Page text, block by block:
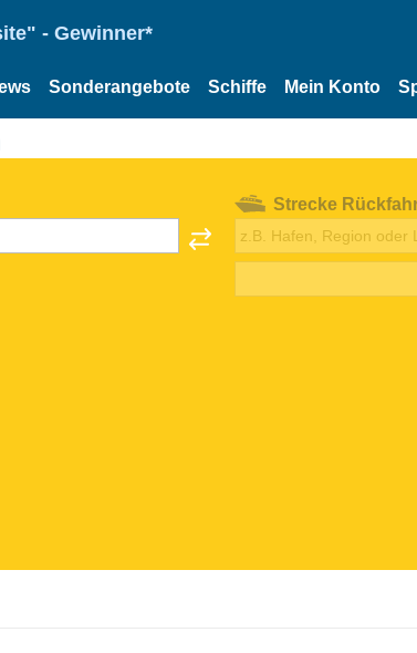
- Gewinner*
Sonderangebote Schiffe Mein Konto
Strecke